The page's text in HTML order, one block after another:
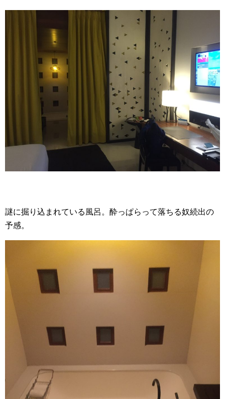
謎に掘り込まれている風呂。酔っぱらって落ちる奴続出の
予感。